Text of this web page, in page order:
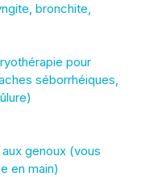
bronchite,
pour
séborrhéiques,
genoux (vous
en main)